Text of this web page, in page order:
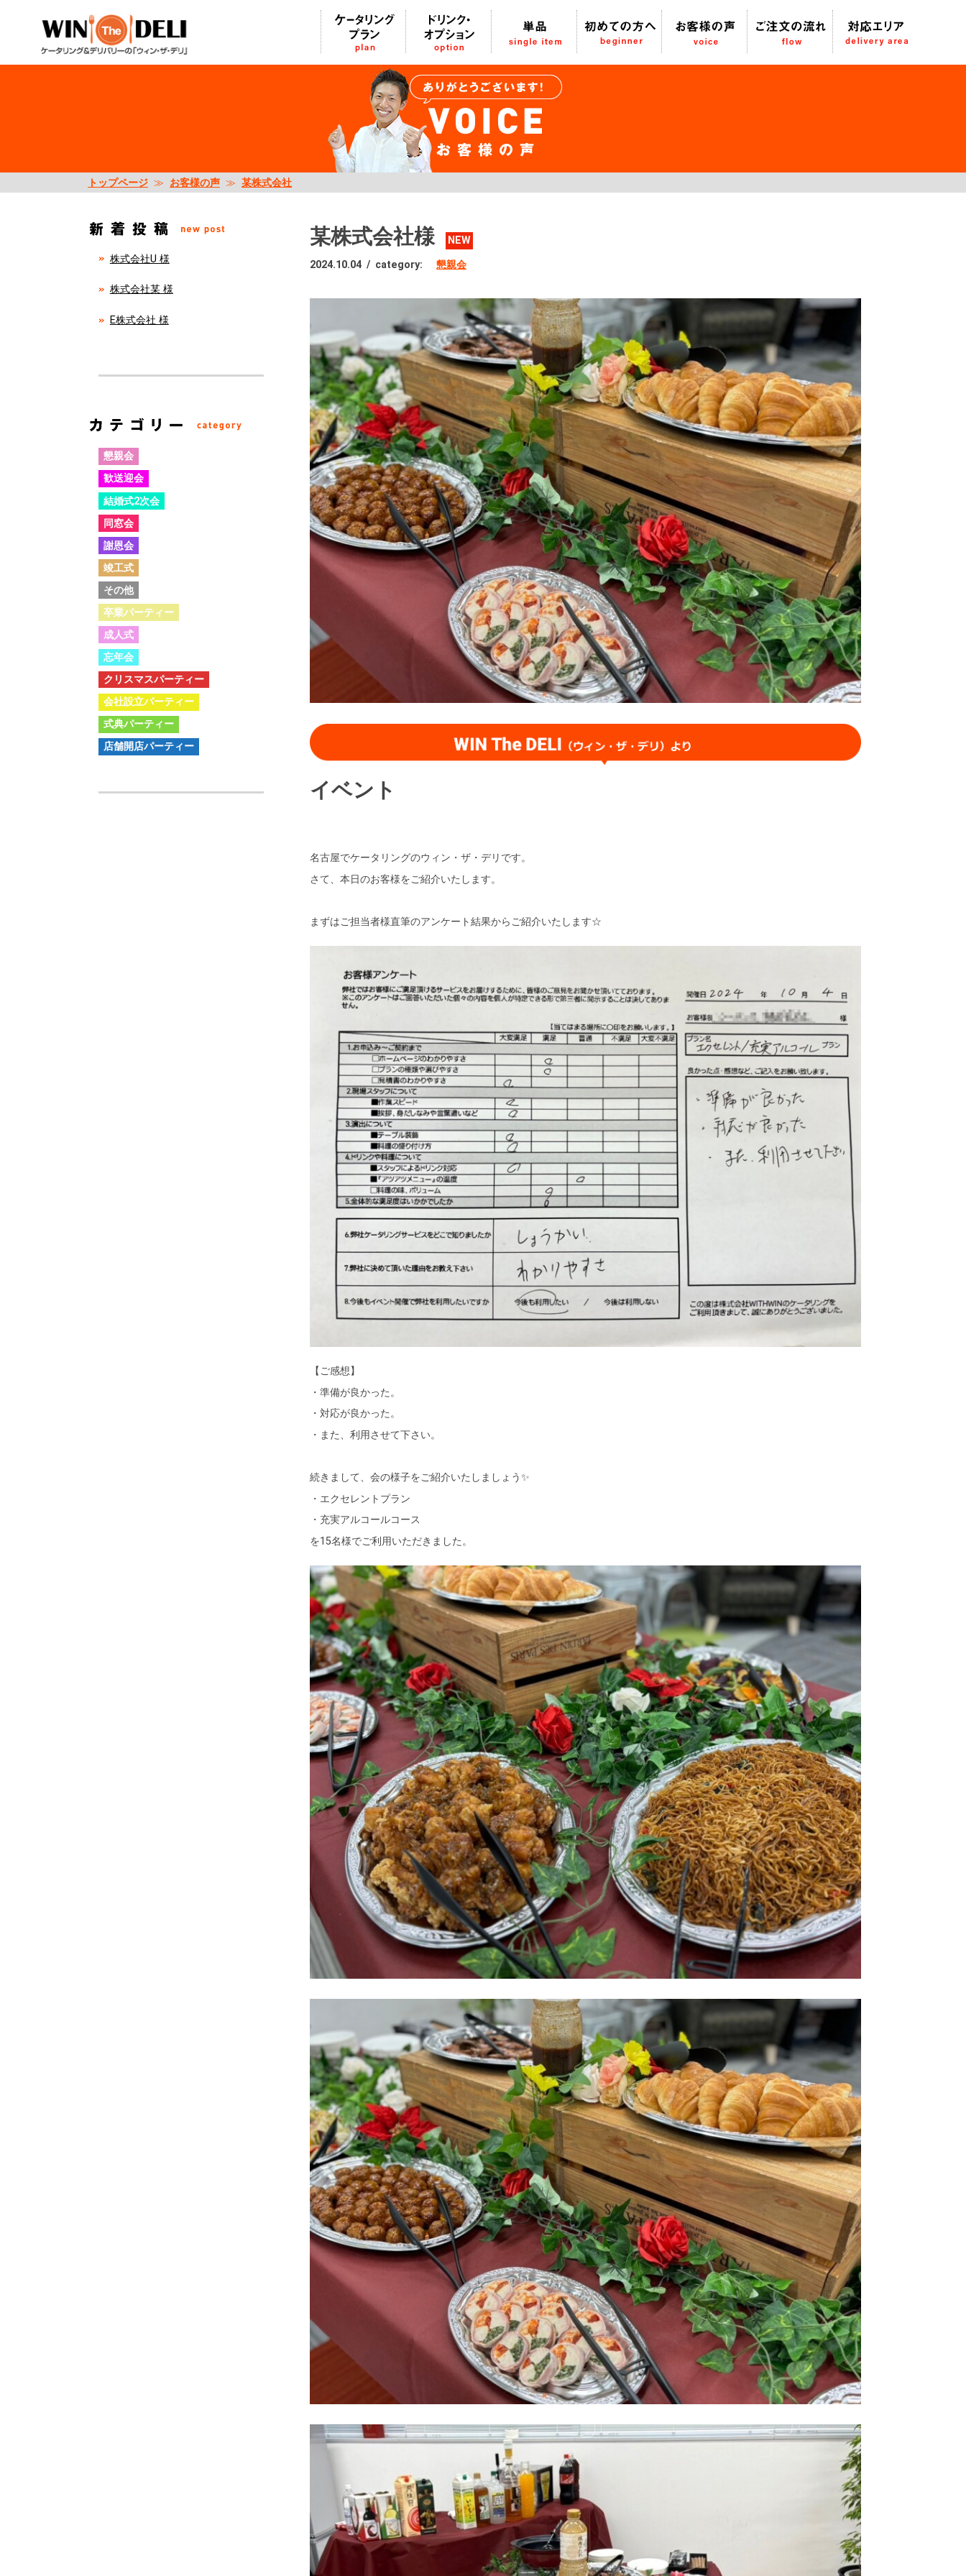
トップページ ≫ お客様の声 ≫ 某株式会社
某株式会社様 NEW
2024.10.04 / category: 懇親会
イベント
名古屋でケータリングのウィン・ザ・デリです。
さて、本日のお客様をご紹介いたします。
まずはご担当者様直筆のアンケート結果からご紹介いたします☆
【ご感想】
・準備が良かった。
・対応が良かった。
・また、利用させて下さい。
続きまして、会の様子をご紹介いたしましょう✨
・エクセレントプラン
・充実アルコールコース
を15名様でご利用いただきました。
株式会社U 様
株式会社某 様
E株式会社 様
懇親会
歓送迎会
結婚式2次会
同窓会
謝恩会
竣工式
その他
卒業パーティー
成人式
忘年会
クリスマスパーティー
会社設立パーティー
式典パーティー
店舗開店パーティー